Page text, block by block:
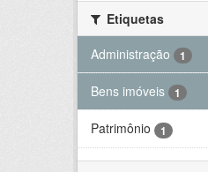
Etiquetas
Administração
1
Bens imóveis 1
Patrimônio 1